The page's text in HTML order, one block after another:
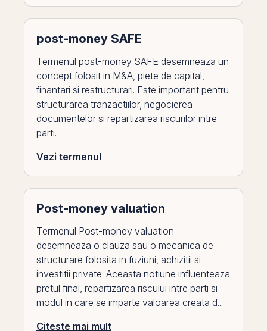
post-money SAFE
Termenul post-money SAFE desemneaza un
concept folosit in M&A, piete de capital,
finantari si restructurari. Este important pentru
structurarea tranzactiilor, negocierea
documentelor si repartizarea riscurilor intre
parti.
Vezi termenul
Post-money valuation
Termenul Post-money valuation
desemneaza o clauza sau o mecanica de
structurare folosita in fuziuni, achizitii si
investitii private. Aceasta notiune influenteaza
pretul final, repartizarea riscului intre parti si
modul in care se imparte valoarea creata d...
Citeste mai mult